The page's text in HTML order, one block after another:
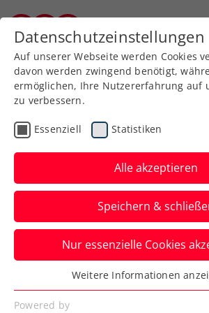
Zurück zur Newsübersicht
Turniere
Generali Open
Erler/Miedler
Titeltriple an
Österreichs Paradedoppel ist
Turnier in Kitzbühel wieder
Philipp Oswald ein letztes
Verfasst von: Presseaussendung /
Datenschutzeinstellungen
Auf unserer Webseite werden Cookies
davon werden zwingend benötigt,
ermöglichen, Ihre Nutzererfahrung auf
zu verbessern.
Essenziell Statistiken
Alle akzeptieren
Speichern &
Nur essenzielle Cookies
Essenziell
Essenzielle Cookies werden für
Weitere Informationen
Powered by